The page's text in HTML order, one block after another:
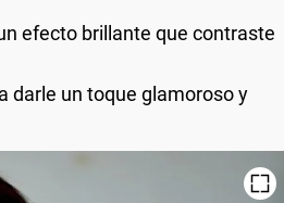
efecto brillante que contraste
darle un toque glamoroso y